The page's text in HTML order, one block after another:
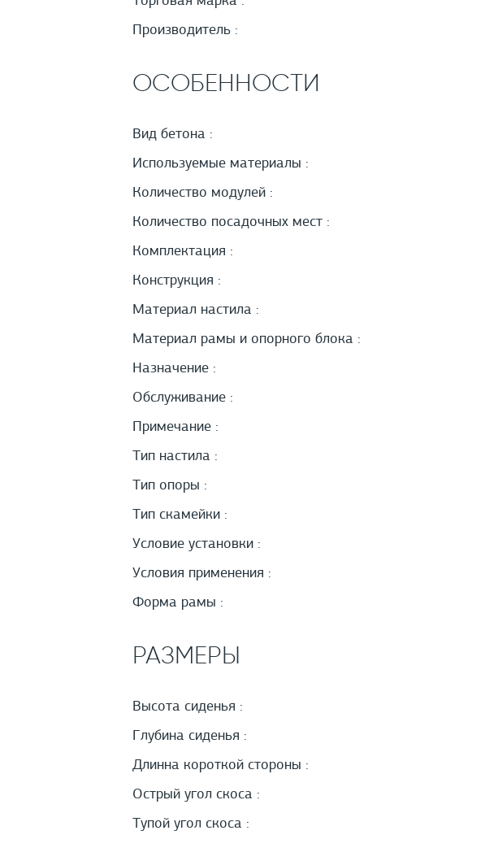
Производитель :
ОСОБЕННОСТИ
Вид бетона :
Используемые материалы :
Количество модулей :
Количество посадочных мест :
Комплектация :
Конструкция :
Материал настила :
Материал рамы и опорного блока :
Назначение :
Обслуживание :
Примечание :
Тип настила :
Тип опоры :
Тип скамейки :
Условие установки :
Условия применения :
Форма рамы :
РАЗМЕРЫ
Высота сиденья :
Глубина сиденья :
Длинна короткой стороны :
Острый угол скоса :
Тупой угол скоса :